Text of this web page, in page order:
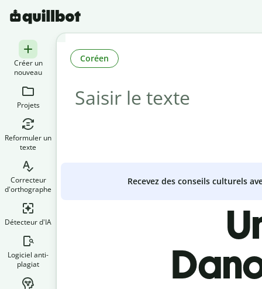
Créer un
nouveau
Projets
Reformuler un
texte
Correcteur
d'orthographe
Détecteur d'IA
Logiciel anti-
plagiat
Coréen
Recevez des conseils culturels